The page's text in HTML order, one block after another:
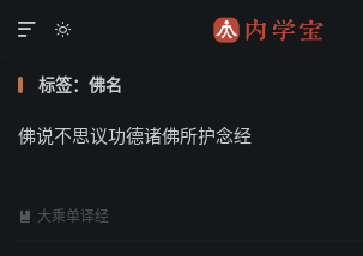


标签：佛名
佛说不思议功德诸佛所护念经
 大乘单译经